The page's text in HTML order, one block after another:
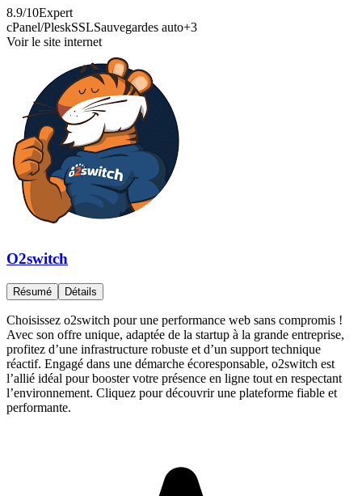
8.9/10Expert
cPanel/PleskSSLSauvegardes auto+3
Voir le site internet
O2switch
Résumé Détails
Choisissez o2switch pour une performance web sans compromis !
Avec son offre unique, adaptée de la startup à la grande entreprise,
profitez d’une infrastructure robuste et d’un support technique
réactif. Engagé dans une démarche écoresponsable, o2switch est
l’allié idéal pour booster votre présence en ligne tout en respectant
l’environnement. Cliquez pour découvrir une plateforme fiable et
performante.